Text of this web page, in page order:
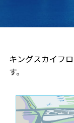
キングスカイフ
す。